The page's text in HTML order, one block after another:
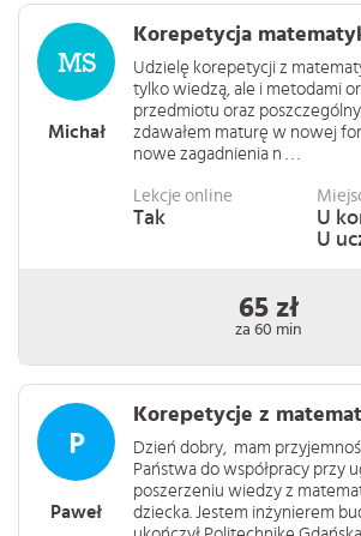
Michał
Korepetycja
Udzielę korepetycji z
tylko wiedzą, ale i metodami
przedmiotu oraz
zdawałem maturę w nowej
nowe zagadnienia n . . .
Lekcje online
Tak
U
U
65 zł
za 60 min
Paweł
Korepetycje z
Dzień dobry, mam
Państwa do współpracy przy
poszerzeniu wiedzy z
dziecka. Jestem inżynierem